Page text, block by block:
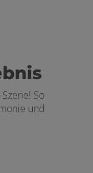
So
und